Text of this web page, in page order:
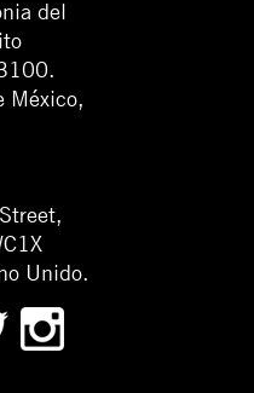
del
México,
Unido.